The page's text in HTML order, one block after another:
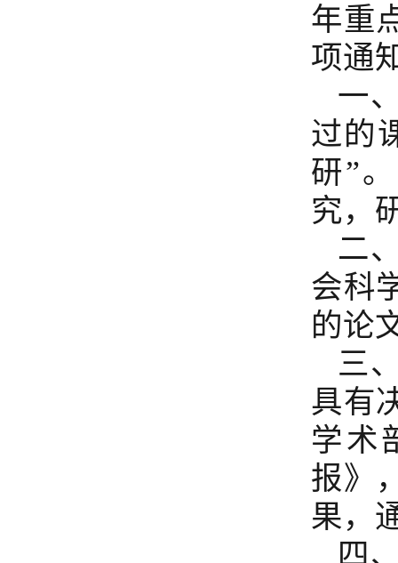
年重
项通
一
过的
研”
究，
二
会科
的论
三
具有
学术
报》
果，
四